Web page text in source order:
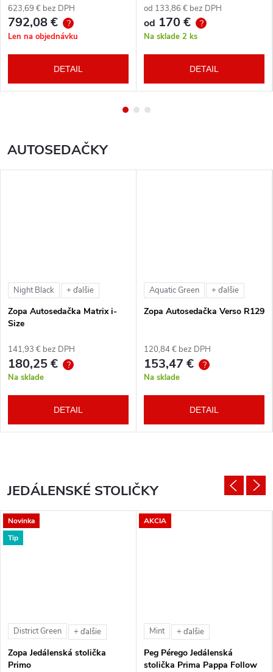
vlastného výberu + báza
623,69 € bez DPH
792,08 € ?
Len na objednávku
DETAIL
od 133,86 € bez DPH
od 170 € ?
Na sklade 2 ks
DETAIL
AUTOSEDAČKY
Night Black + ďalšie
Zopa Autosedačka Matrix i-
Size
141,93 € bez DPH
180,25 € ?
Na sklade
DETAIL
Aquatic Green + ďalšie
Zopa Autosedačka Verso R129
120,84 € bez DPH
153,47 € ?
Na sklade
DETAIL
JEDÁLENSKÉ STOLIČKY
Novinka
Tip
District Green + ďalšie
Zopa Jedálenská stolička
Primo
AKCIA
Mint + ďalšie
Peg Pérego Jedálenská
stolička Prima Pappa Follow